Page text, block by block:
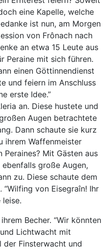
eine Kapelle, welche
ist nun, am Morgen
von Frônach nach
an etwa 15 Leute aus
Peraine mit sich führen.
einen Göttinnendienst
und feiern im Anschluss
erste Idee.”
an. Diese hustete und
Augen betrachtete
Dann schaute sie kurz
ihrem Waffenmeister
Peraines? Mit Gästen aus
ebenfalls große Augen,
zu. Diese schaute dem
von Eisegraîn! Ihr
leise.
Becher. “Wir könnten
Lichtwacht mit
der Finsterwacht und